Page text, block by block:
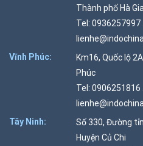
Thành phố Hà
Tel: 0936257997
Vĩnh Phúc:
Km16, Quốc lộ
Phúc
Tel: 0906251816
Tây Ninh:
Số 330, Đường
Huyện Củ Chi